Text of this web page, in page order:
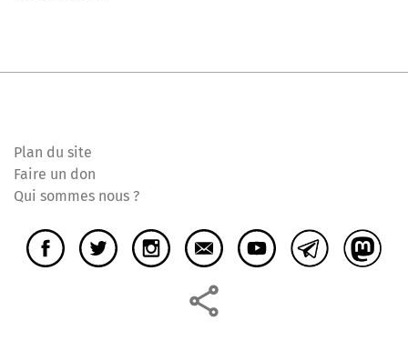
Plan du site
Faire un don
Qui sommes nous ?